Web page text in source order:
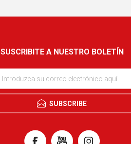
SUSCRIBITE A NUESTRO BOLETÍN
SUBSCRIBE